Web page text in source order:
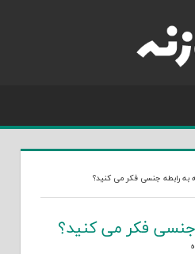
به رابطه جنسی فکر می کنید؟
جنسی فکر می کنید؟